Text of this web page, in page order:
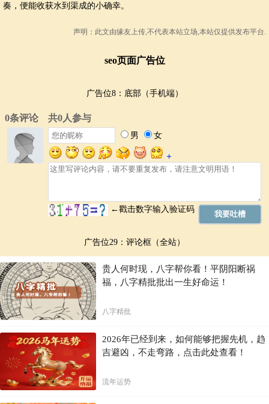
奏，便能收获水到渠成的小确幸。
声明：此文由缘友 上传,不代表本站立场,本站仅提供发布平台.
seo页面广告位
广告位8：底部（手机端）
广告位29：评论框（全站）
贵人何时现，八字帮你看！平阴阳断祸
福，八字精批批出一生好命运！
八字精批
2026年已经到来，如何能够把握先机，趋
吉避凶，不走弯路，点击此处查看！
流年运势